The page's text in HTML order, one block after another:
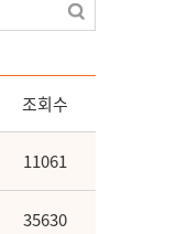
조회수
11061
35630